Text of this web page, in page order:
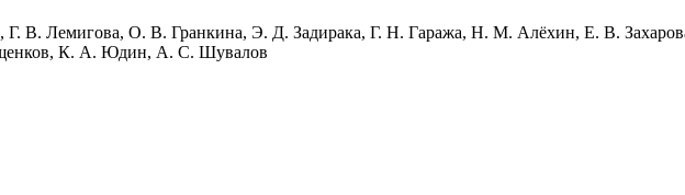
В. Лемигова, О. В. Гранкина, Э. Д. Задирака, Г. Н. Гаража, Н. М. Алёхин, Е. В.
К. А. Юдин, А. С. Шувалов